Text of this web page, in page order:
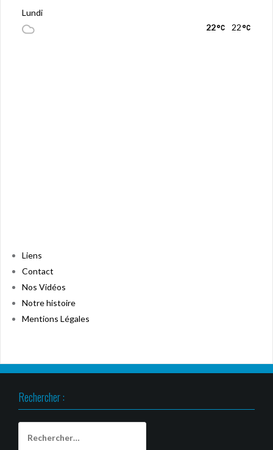
Lundi
22
22
Liens
Contact
Nos Vidéos
Notre histoire
Mentions Légales
Rechercher :